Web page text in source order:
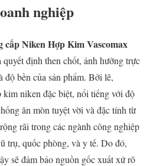
nghiệp
cấp Niken Hợp Kim Vascomax
định then chốt, ảnh hưởng trực
độ bền của sản phẩm. Bởi lẽ,
kim niken đặc biệt, nổi tiếng với độ
ăn mòn tuyệt vời và đặc tính từ
rãi trong các ngành công nghiệp
trụ, quốc phòng, và y tế. Do đó,
sẽ đảm bảo nguồn gốc xuất xứ rõ